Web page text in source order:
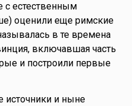
с естественным
оценили еще римские
в те времена
включавшая часть
и построили первые
источники и ныне